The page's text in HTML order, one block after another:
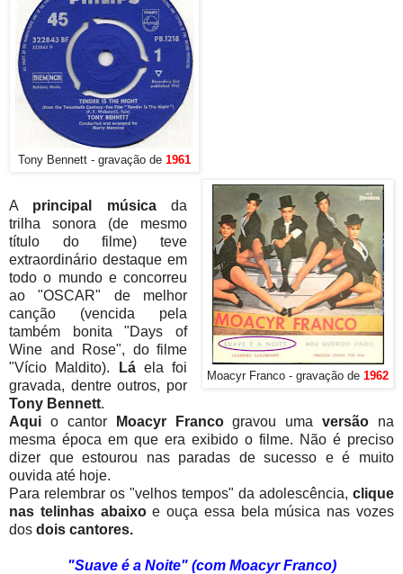
Tony Bennett - gravação de 1961
Moacyr Franco - gravação de 1962
A principal músicada
trilha sonora (de mesmo
título do filme) teve
extraordinário destaque em
todo o mundo e concorreu
ao "OSCAR" de melhor
canção (vencida pela
também bonita "Days of
Wine and Rose", do filme
"Vício Maldito).
Láela foi
gravada, dentre outros, por
Tony Bennett.
Aqui o cantorMoacyr Francogravou umaversão na
mesma época em que era exibido o filme. Não é preciso
dizer que estourou nas paradas de sucesso e é muito
ouvida até hoje.
Para relembrar os "velhos tempos" da adolescência, clique
nas telinhas abaixoe ouça essa bela música nas vozes
dos dois cantores.
"Suave é a Noite" (com Moacyr Franco)